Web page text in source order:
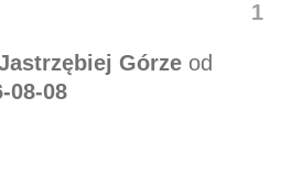
1
Górze od
08-08